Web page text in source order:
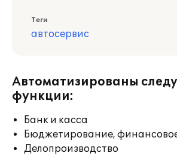
Теги
автосервис
Автоматизированы
функции:
Банк и касса
Бюджетирование,
Делопроизводство